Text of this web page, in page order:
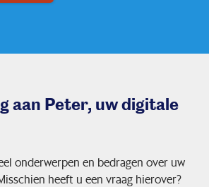
aan Peter, uw digitale
onderwerpen en bedragen over uw
heeft u een vraag hierover?